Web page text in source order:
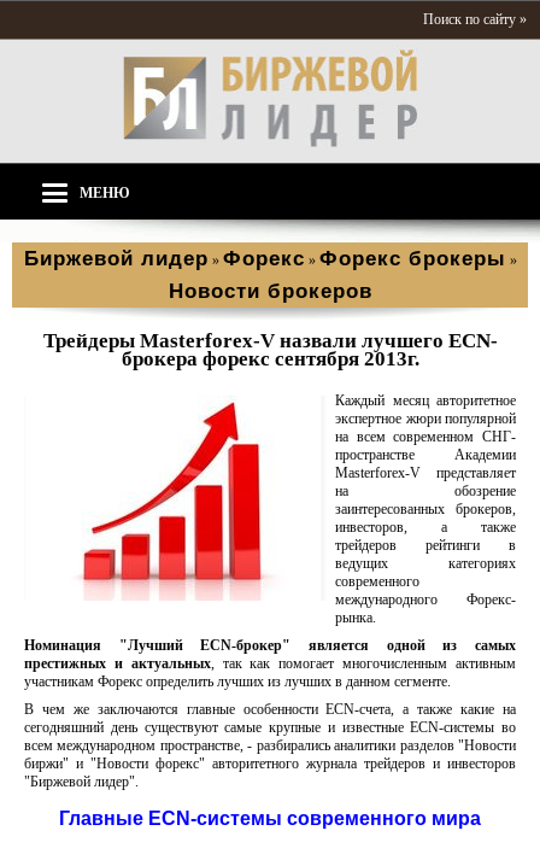
Поиск по сайту »
МЕНЮ
Биржевой лидер » Форекс » Форекс брокеры »
Новости брокеров
Трейдеры Masterforex-V назвали лучшего ECN-
брокера форекс сентября 2013г.
Каждый месяц авторитетное
экспертное жюри популярной
на всем современном СНГ-
пространстве Академии
Masterforex-V представляет
на обозрение
заинтересованных брокеров,
инвесторов, а также
трейдеров рейтинги в
ведущих категориях
современного
международного Форекс-
рынка.
Номинация "Лучший ECN-брокер" является одной из самых
престижных и актуальных, так как помогает многочисленным активным
участникам Форекс определить лучших из лучших в данном сегменте.
В чем же заключаются главные особенности ECN-счета, а также какие на
сегодняшний день существуют самые крупные и известные ECN-системы во
всем международном пространстве, - разбирались аналитики разделов "Новости
биржи" и "Новости форекс" авторитетного журнала трейдеров и инвесторов
"Биржевой лидер".
Главные ECN-системы современного мира